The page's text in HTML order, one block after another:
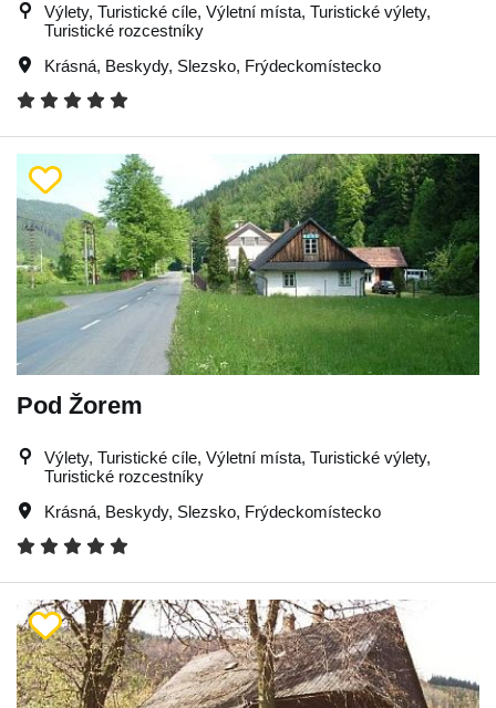
Výlety, Turistické cíle, Výletní místa, Turistické výlety,
Turistické rozcestníky
Krásná, Beskydy, Slezsko, Frýdeckomístecko
Pod Žorem
Výlety, Turistické cíle, Výletní místa, Turistické výlety,
Turistické rozcestníky
Krásná, Beskydy, Slezsko, Frýdeckomístecko